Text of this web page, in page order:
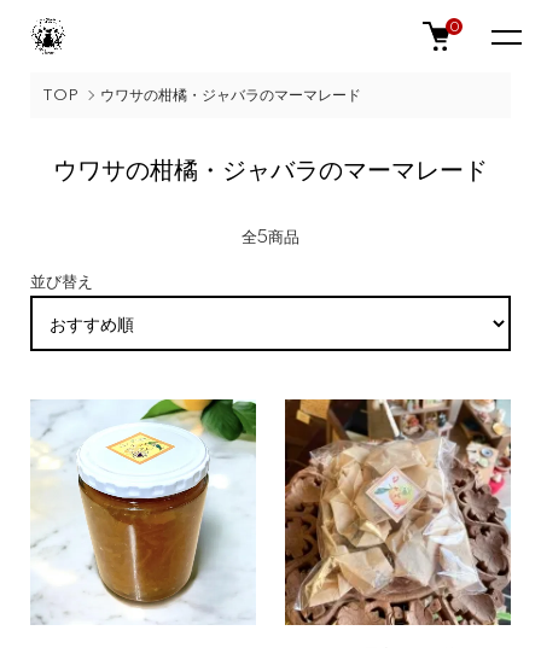
0
TOP ウワサの柑橘・ジャバラのマーマレード
ウワサの柑橘・ジャバラのマーマレード
全5商品
並び替え